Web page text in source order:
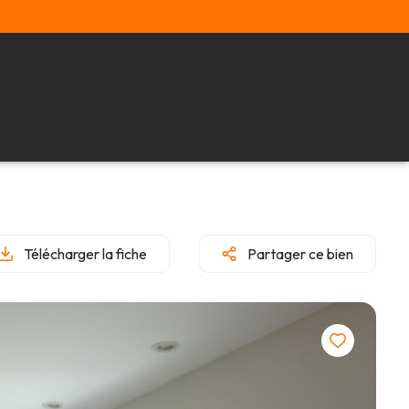
Télécharger la fiche Partager ce bien